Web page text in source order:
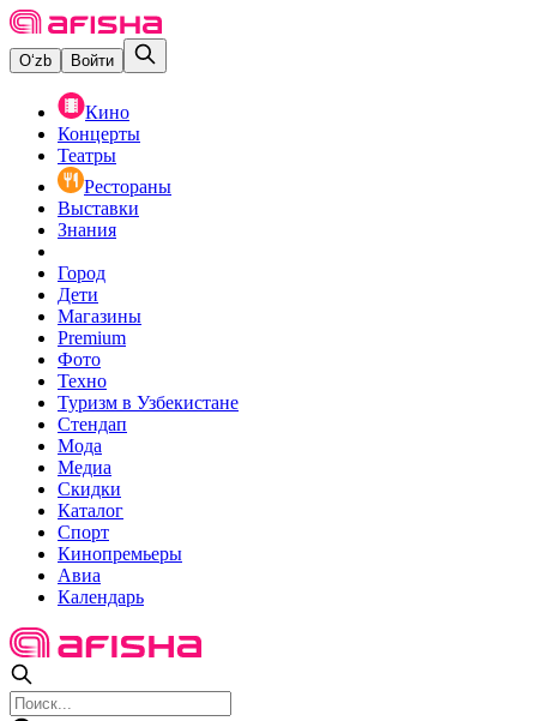
O‘zb Войти
Кино
Концерты
Театры
Рестораны
Выставки
Знания
Город
Дети
Магазины
Premium
Фото
Техно
Туризм в Узбекистане
Стендап
Мода
Медиа
Скидки
Каталог
Спорт
Кинопремьеры
Авиа
Календарь